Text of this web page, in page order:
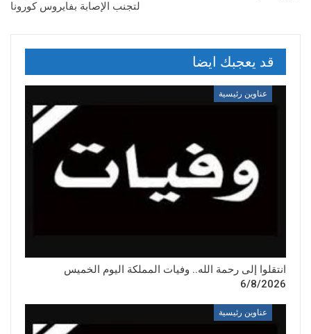
لتجنب الإصابة بفايروس كورونا
قد يعجبك ايضا
عناوين رئيسية
انتقلوا إلى رحمة الله.. وفيات المملكة اليوم الخميس
6/8/2026
عناوين رئيسية